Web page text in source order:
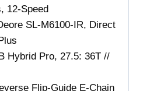
12-Speed
SL-M6100-IR, Direct
Hybrid Pro, 27.5: 36T //
Flip-Guide E-Chain